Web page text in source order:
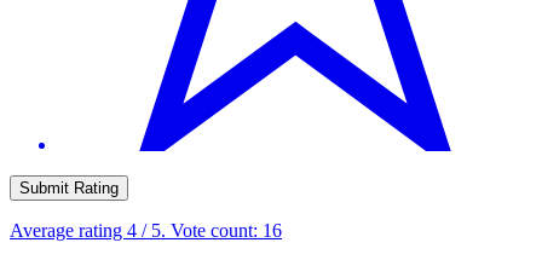
Submit Rating
Average rating 4 / 5. Vote count: 16